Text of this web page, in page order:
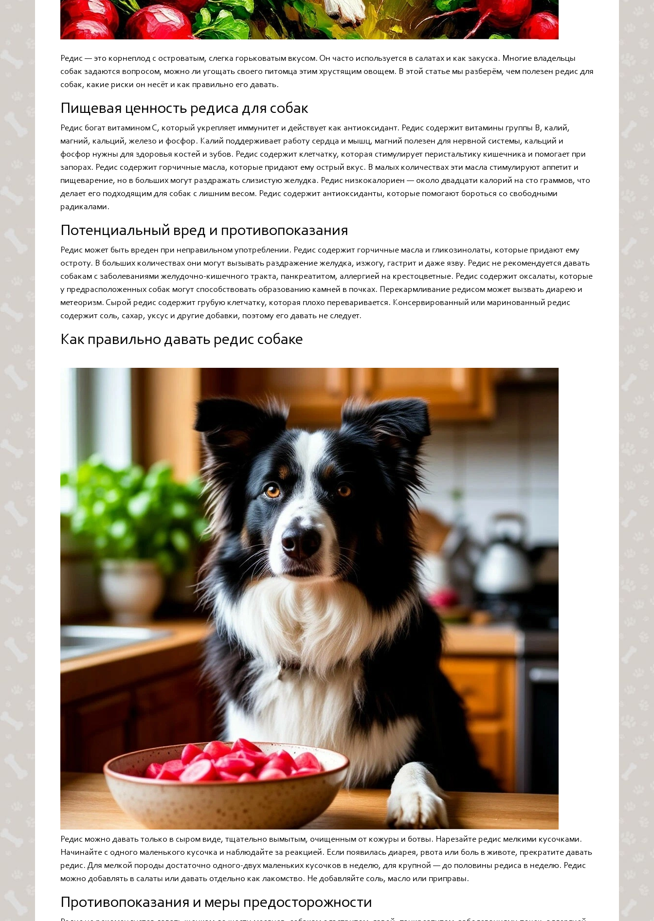
Редис — это корнеплод с островатым, слегка горьковатым вкусом. Он часто используется в салатах и как закуска. Многие владельцы
собак задаются вопросом, можно ли угощать своего питомца этим хрустящим овощем. В этой статье мы разберём, чем полезен редис для
собак, какие риски он несёт и как правильно его давать.
Пищевая ценность редиса для собак
Редис богат витамином С, который укрепляет иммунитет и действует как антиоксидант. Редис содержит витамины группы В, калий,
магний, кальций, железо и фосфор. Калий поддерживает работу сердца и мышц, магний полезен для нервной системы, кальций и
фосфор нужны для здоровья костей и зубов. Редис содержит клетчатку, которая стимулирует перистальтику кишечника и помогает при
запорах. Редис содержит горчичные масла, которые придают ему острый вкус. В малых количествах эти масла стимулируют аппетит и
пищеварение, но в больших могут раздражать слизистую желудка. Редис низкокалориен — около двадцати калорий на сто граммов, что
делает его подходящим для собак с лишним весом. Редис содержит антиоксиданты, которые помогают бороться со свободными
радикалами.
Потенциальный вред и противопоказания
Редис может быть вреден при неправильном употреблении. Редис содержит горчичные масла и гликозинолаты, которые придают ему
остроту. В больших количествах они могут вызывать раздражение желудка, изжогу, гастрит и даже язву. Редис не рекомендуется давать
собакам с заболеваниями желудочно-кишечного тракта, панкреатитом, аллергией на крестоцветные. Редис содержит оксалаты, которые
у предрасположенных собак могут способствовать образованию камней в почках. Перекармливание редисом может вызвать диарею и
метеоризм. Сырой редис содержит грубую клетчатку, которая плохо переваривается. Консервированный или маринованный редис
содержит соль, сахар, уксус и другие добавки, поэтому его давать не следует.
Как правильно давать редис собаке
Редис можно давать только в сыром виде, тщательно вымытым, очищенным от кожуры и ботвы. Нарезайте редис мелкими кусочками.
Начинайте с одного маленького кусочка и наблюдайте за реакцией. Если появилась диарея, рвота или боль в животе, прекратите давать
редис. Для мелкой породы достаточно одного-двух маленьких кусочков в неделю, для крупной — до половины редиса в неделю. Редис
можно добавлять в салаты или давать отдельно как лакомство. Не добавляйте соль, масло или приправы.
Противопоказания и меры предосторожности